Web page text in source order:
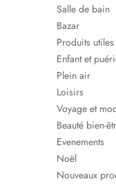
Salle de bain
Bazar
Produits utiles
Enfant et
Plein air
Loisirs
Voyage et
Beauté bien-
Evenements
Noël
Nouveaux